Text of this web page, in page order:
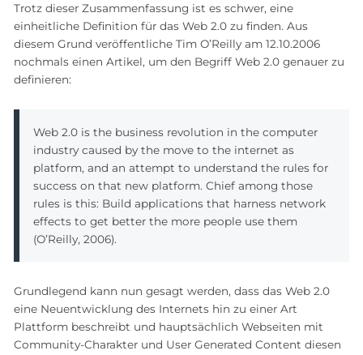
Trotz dieser Zusammenfassung ist es schwer, eine
einheitliche Definition für das Web 2.0 zu finden. Aus
diesem Grund veröffentliche Tim O’Reilly am 12.10.2006
nochmals einen Artikel, um den Begriff Web 2.0 genauer zu
definieren:
Web 2.0 is the business revolution in the computer
industry caused by the move to the internet as
platform, and an attempt to understand the rules for
success on that new platform. Chief among those
rules is this: Build applications that harness network
effects to get better the more people use them
(O’Reilly, 2006).
Grundlegend kann nun gesagt werden, dass das Web 2.0
eine Neuentwicklung des Internets hin zu einer Art
Plattform beschreibt und hauptsächlich Webseiten mit
Community-Charakter und User Generated Content diesen